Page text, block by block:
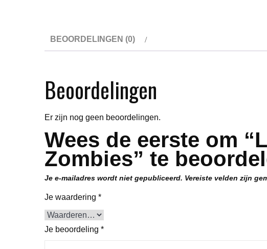
BEOORDELINGEN (0)
Beoordelingen
Er zijn nog geen beoordelingen.
Wees de eerste om
Zombies” te
Je e-mailadres wordt niet gepubliceerd. Vereiste velden zijn
Je waardering *
Je beoordeling *